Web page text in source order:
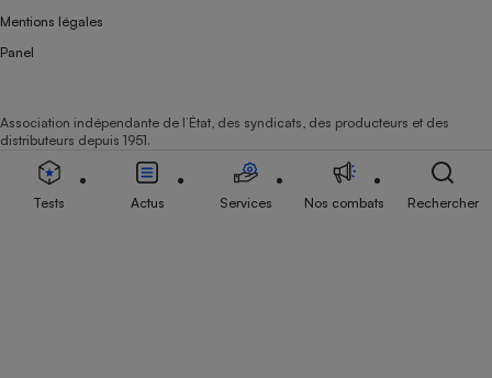
Mentions légales
Panel
Association indépendante de l’État, des syndicats, des producteurs et des
distributeurs depuis 1951.
Tests Actus Services Nos combats Rechercher